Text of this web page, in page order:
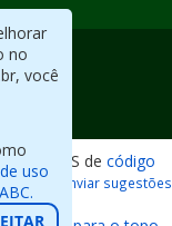
no
você
uso
com CMS de código
erros / Enviar sugestões